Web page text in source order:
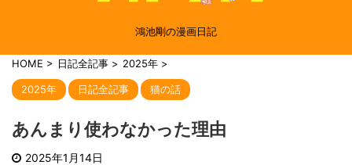
鴻池剛の漫画日記
HOME > 日記全記事 > 2025年 >
2025年 日記全記事 猫の話
あんまり使わなかった理由
2025年1月14日